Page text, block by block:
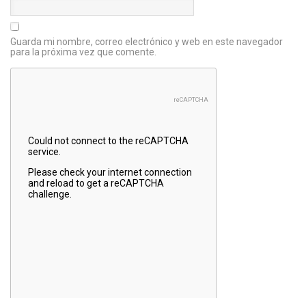
Guarda mi nombre, correo electrónico y web en este navegador
para la próxima vez que comente.